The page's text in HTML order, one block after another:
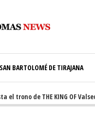
SAN BARTOLOMÉ DE TIRAJANA
de THE KING OF